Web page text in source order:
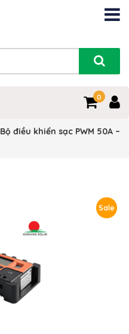
0
Bộ điều khiển sạc PWM 50A –
Sale